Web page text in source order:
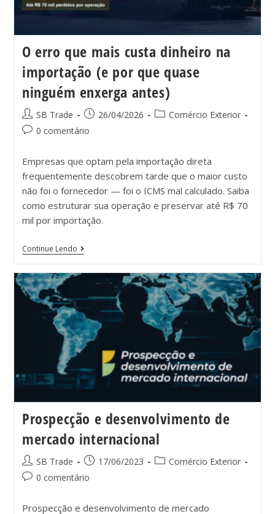
O erro que mais custa dinheiro na
importação (e por que quase
ninguém enxerga antes)
SB Trade 26/04/2026
Comércio Exterior
0 comentário
Empresas que optam pela importação direta
frequentemente descobrem tarde que o maior custo
não foi o fornecedor — foi o ICMS mal calculado. Saiba
como estruturar sua operação e preservar até R$ 70
mil por importação.
Continue Lendo
Prospecção e desenvolvimento de
mercado internacional
SB Trade 17/06/2023
Comércio Exterior
0 comentário
Prospecção e desenvolvimento de mercado